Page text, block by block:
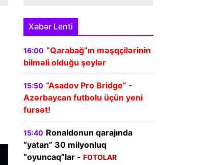
Xəbər Lenti
16:00 “Qarabağ”ın məşqçilərinin
bilməli olduğu şeylər
15:50 “Asadov Pro Bridge” -
Azərbaycan futbolu üçün yeni
fursət!
15:40 Ronaldonun qarajında
“yatan” 30 milyonluq
“oyuncaq”lar - FOTOLAR